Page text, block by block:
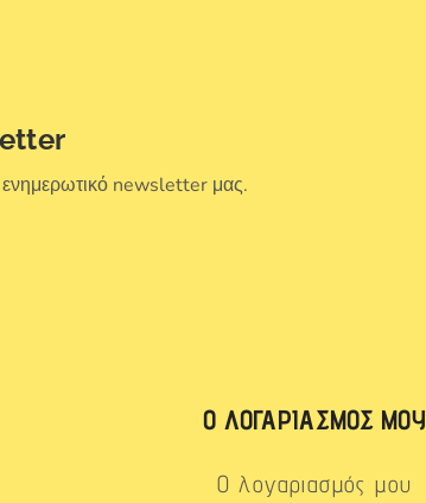
ενημερωτικό newsletter μας.
Ο ΛΟΓΑΡΙΑΣΜΌΣ ΜΟΥ
Ο λογαριασμός μου